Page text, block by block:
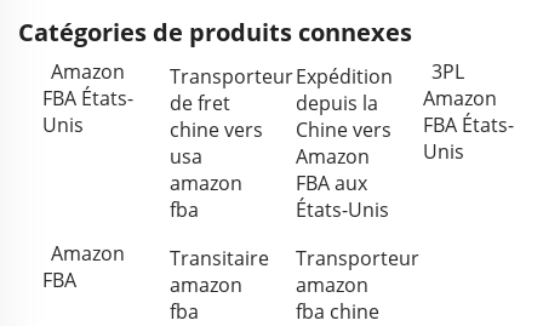
Catégories de produits connexes
Amazon
FBA États-
Unis
Transporteur
de fret
chine vers
usa
amazon
fba
Expédition
depuis la
Chine vers
Amazon
FBA aux
États-Unis
3PL
Amazon
FBA États-
Unis
Amazon
FBA
Transitaire
amazon
fba
Transporteur
amazon
fba chine